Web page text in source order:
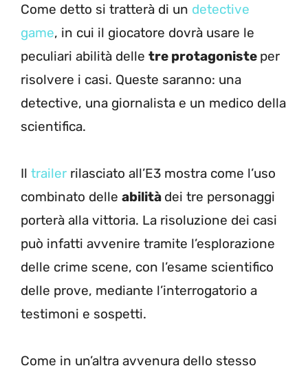
Come detto si tratterà di un detective
game, in cui il giocatore dovrà usare le
peculiari abilità delle tre protagoniste per
risolvere i casi. Queste saranno: una
detective, una giornalista e un medico della
scientifica.
Il trailer rilasciato all’E3 mostra come l’uso
combinato delle abilità dei tre personaggi
porterà alla vittoria. La risoluzione dei casi
può infatti avvenire tramite l’esplorazione
delle crime scene, con l’esame scientifico
delle prove, mediante l’interrogatorio a
testimoni e sospetti.
Come in un’altra avvenura dello stesso